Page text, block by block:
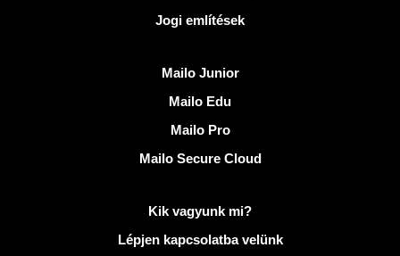
Jogi említések
Mailo Junior
Mailo Edu
Mailo Pro
Mailo Secure Cloud
További információ: MailoKik vagyunk mi?
Lépjen kapcsolatba velünk